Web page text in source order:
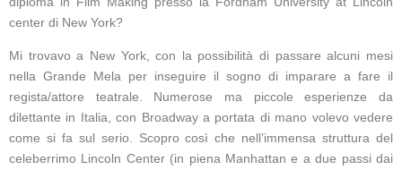
center di New York?
Mi trovavo a New York, con la possibilità di passare alcuni mesi
nella Grande Mela per inseguire il sogno di imparare a fare il
regista/attore teatrale. Numerose ma piccole esperienze da
dilettante in Italia, con Broadway a portata di mano volevo vedere
come si fa sul serio. Scopro così che nell’immensa struttura del
celeberrimo Lincoln Center (in piena Manhattan e a due passi dai